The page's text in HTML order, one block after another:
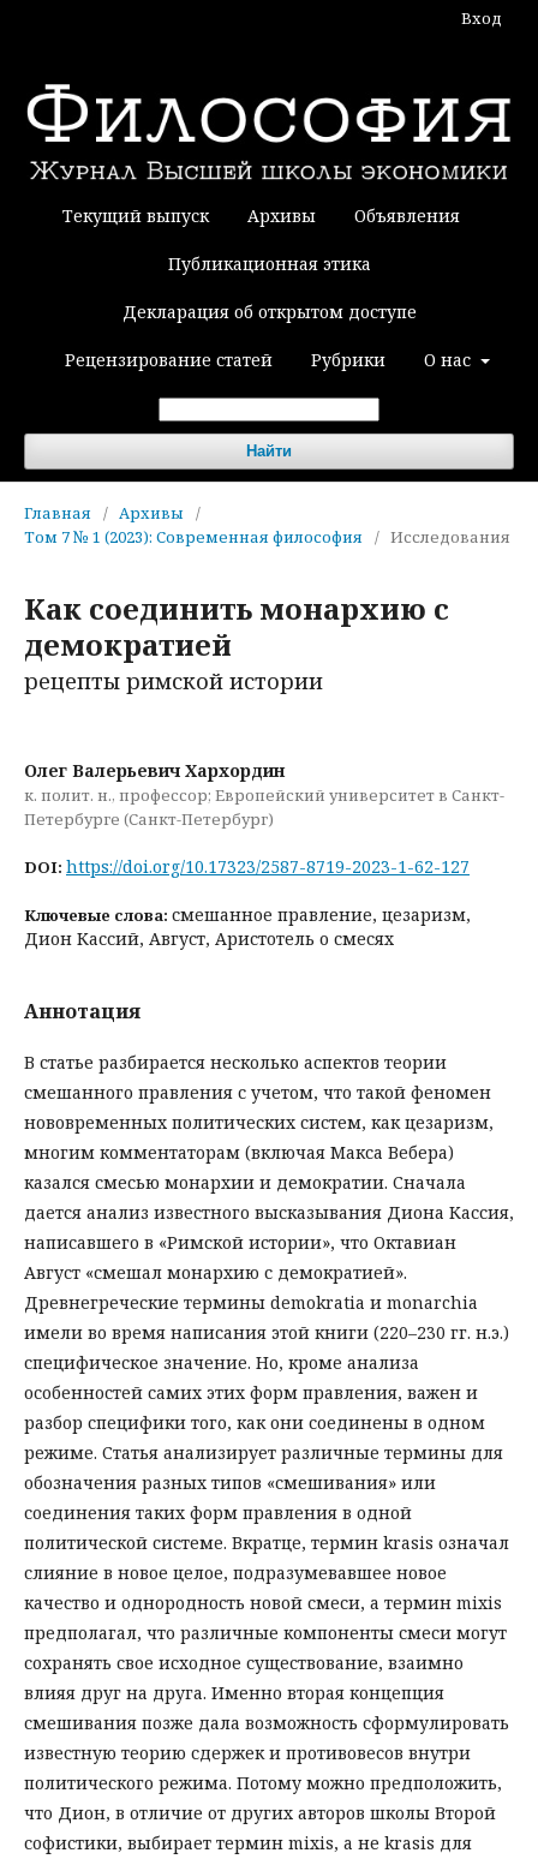
Текущий выпуск Архивы Объявления
Публикационная этика
Декларация об открытом доступе
Рецензирование статей Рубрики О нас
Найти
Вход
Главная / Архивы
/
Том 7 № 1 (2023): Современная философия
/ Исследования
Как соединить монархию с
демократией
рецепты римской истории
Олег Валерьевич Хархордин
к. полит. н., профессор; Европейский университет в Санкт-
Петербурге (Санкт-Петербург)
DOI: https://doi.org/10.17323/2587-8719-2023-1-62-127
Ключевые слова: смешанное правление, цезаризм,
Дион Кассий, Август, Аристотель о смесях
Аннотация
В статье разбирается несколько аспектов теории
смешанного правления с учетом, что такой феномен
нововременных политических систем, как цезаризм,
многим комментаторам (включая Макса Вебера)
казался смесью монархии и демократии. Сначала
дается анализ известного высказывания Диона Кассия,
написавшего в «Римской истории», что Октавиан
Август «смешал монархию с демократией».
Древнегреческие термины demokratia и monarchia
имели во время написания этой книги (220–230 гг. н.э.)
специфическое значение. Но, кроме анализа
особенностей самих этих форм правления, важен и
разбор специфики того, как они соединены в одном
режиме. Статья анализирует различные термины для
обозначения разных типов «смешивания» или
соединения таких форм правления в одной
политической системе. Вкратце, термин krasis означал
слияние в новое целое, подразумевавшее новое
качество и однородность новой смеси, а термин mixis
предполагал, что различные компоненты смеси могут
сохранять свое исходное существование, взаимно
влияя друг на друга. Именно вторая концепция
смешивания позже дала возможность сформулировать
известную теорию сдержек и противовесов внутри
политического режима. Потому можно предположить,
что Дион, в отличие от других авторов школы Второй
софистики, выбирает термин mixis, a не krasis для